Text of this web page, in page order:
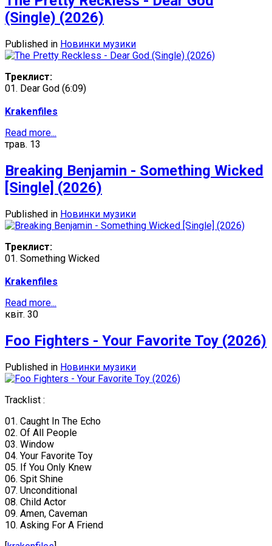
(Single) (2026)
Published in Новинки музики
Треклист:
01. Dear God (6:09)
Krakenfiles
Read more...
трав. 13
Breaking Benjamin - Something Wicked
[Single] (2026)
Published in Новинки музики
Треклист:
01. Something Wicked
Krakenfiles
Read more...
квіт. 30
Foo Fighters - Your Favorite Toy (2026)
Published in Новинки музики
Tracklist :
01. Caught In The Echo
02. Of All People
03. Window
04. Your Favorite Toy
05. If You Only Knew
06. Spit Shine
07. Unconditional
08. Child Actor
09. Amen, Caveman
10. Asking For A Friend